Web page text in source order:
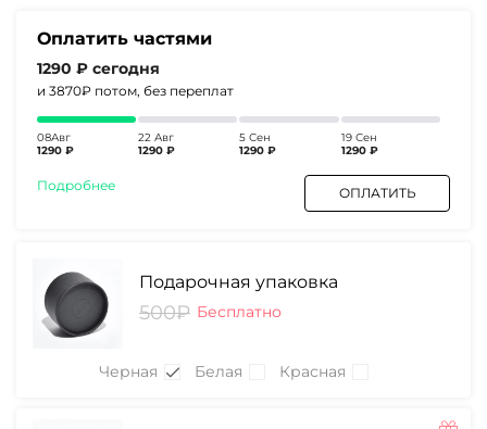
Оплатить частями
1290 ₽ сегодня
и 3870₽ потом, без переплат
08Авг
1290 ₽
22 Авг
1290 ₽
5 Сен
1290 ₽
19 Сен
1290 ₽
Подробнее ОПЛАТИТЬ
Подарочная упаковка
500₽ Бесплатно
Черная Белая Красная